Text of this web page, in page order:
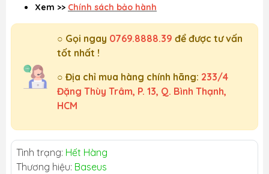
Xem >> Chính sách bảo hành
○ Gọi ngay 0769.8888.39 để được tư vấn
tốt nhất !
○ Địa chỉ mua hàng chính hãng: 233/4
Đặng Thùy Trâm, P. 13, Q. Bình Thạnh,
HCM
Tình trạng: Hết Hàng
Thương hiệu: Baseus